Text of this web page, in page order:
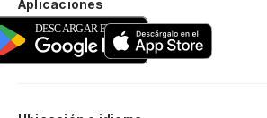
Aplicaciones